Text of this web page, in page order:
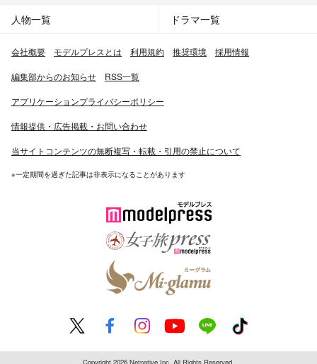
人物一覧 ドラマ一覧
会社概要 モデルプレスとは 利用規約 推奨環境 採用情報
編集部からのお知らせ RSS一覧
アプリケーションプライバシーポリシー
情報提供・広告掲載・お問い合わせ
当サイトコンテンツの無断複写・転載・引用の禁止について
※一定期間を過ぎた記事は非表示になることがあります
Copyright 2026 Netnative Inc. All Rights Reserved.